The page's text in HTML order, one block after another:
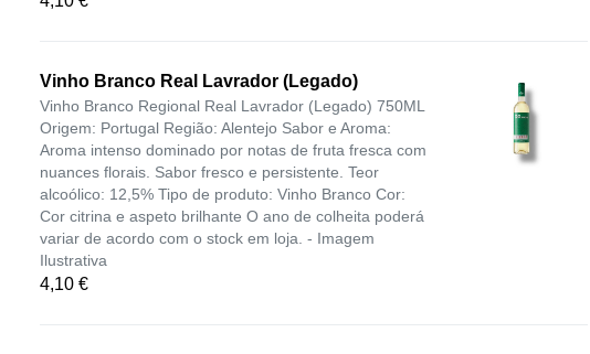
Vinho Branco Real Lavrador (Legado)
Vinho Branco Regional Real Lavrador (Legado) 750ML
Origem: Portugal Região: Alentejo Sabor e Aroma:
Aroma intenso dominado por notas de fruta fresca com
nuances florais. Sabor fresco e persistente. Teor
alcoólico: 12,5% Tipo de produto: Vinho Branco Cor:
Cor citrina e aspeto brilhante O ano de colheita poderá
variar de acordo com o stock em loja. - Imagem
Ilustrativa
4,10 €